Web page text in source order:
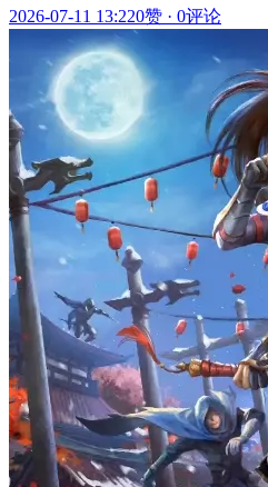
2026-07-11 13:220赞 · 0评论